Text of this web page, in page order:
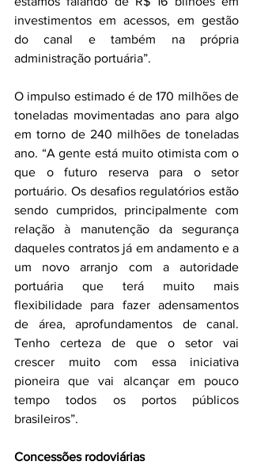
investimentos em acessos, em gestão
do canal e também na própria
administração portuária”.
O impulso estimado é de 170 milhões de
toneladas movimentadas ano para algo
em torno de 240 milhões de toneladas
ano. “A gente está muito otimista com o
que o futuro reserva para o setor
portuário. Os desafios regulatórios estão
sendo cumpridos, principalmente com
relação à manutenção da segurança
daqueles contratos já em andamento e a
um novo arranjo com a autoridade
portuária que terá muito mais
flexibilidade para fazer adensamentos
de área, aprofundamentos de canal.
Tenho certeza de que o setor vai
crescer muito com essa iniciativa
pioneira que vai alcançar em pouco
tempo todos os portos públicos
brasileiros”.
Concessões rodoviárias